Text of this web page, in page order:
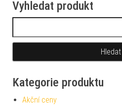
Vyhledat produkt
Kategorie produktu
Akční ceny